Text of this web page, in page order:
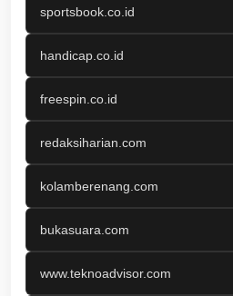
sportsbook.co.id
handicap.co.id
freespin.co.id
redaksiharian.com
kolamberenang.com
bukasuara.com
www.teknoadvisor.com